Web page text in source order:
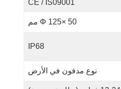
CE / IS09001
Φ 125× 50 مم
IP68
نوع مدفون في الأرض